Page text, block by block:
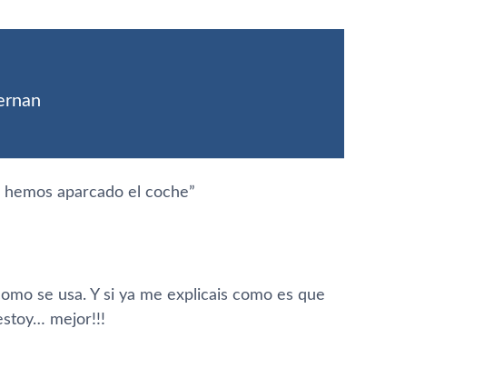
aparcado el coche”
se usa. Y si ya me explicais como es que
mejor!!!